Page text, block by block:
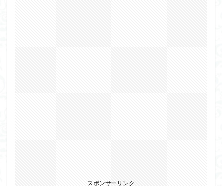
スポンサーリンク